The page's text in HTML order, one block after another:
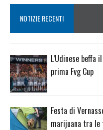
NOTIZIE RECENTI
L’Udinese beffa
prima Fvg Cup
Festa di
marijuana tra le